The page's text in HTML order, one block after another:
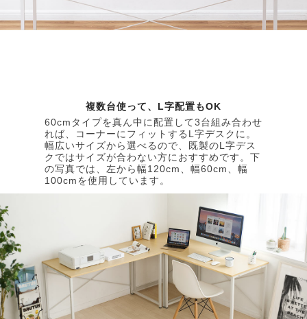
複数台使って、L字配置もOK
60cmタイプを真ん中に配置して3台組み合わせ
れば、コーナーにフィットするL字デスクに。
幅広いサイズから選べるので、既製のL字デス
クではサイズが合わない方におすすめです。下
の写真では、左から幅120cm、幅60cm、幅
100cmを使用しています。